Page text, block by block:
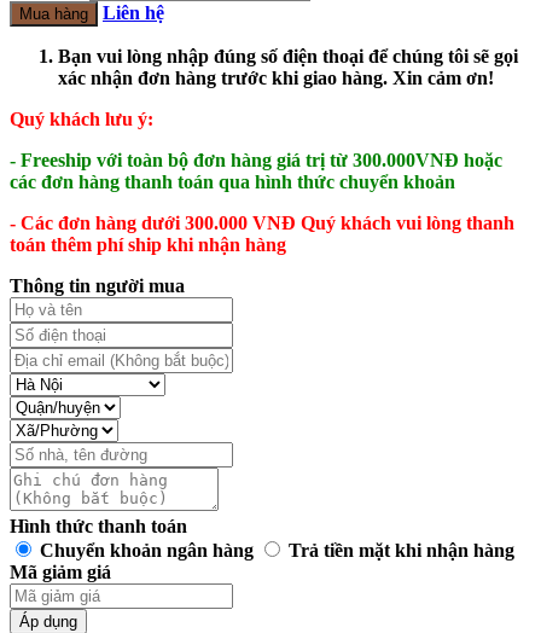
Mua hàng Liên hệ
Bạn vui lòng nhập đúng số điện thoại để chúng tôi sẽ gọi
xác nhận đơn hàng trước khi giao hàng. Xin cảm ơn!
Quý khách lưu ý:
- Freeship với toàn bộ đơn hàng giá trị từ 300.000VNĐ hoặc
các đơn hàng thanh toán qua hình thức chuyển khoản
- Các đơn hàng dưới 300.000 VNĐ Quý khách vui lòng thanh
toán thêm phí ship khi nhận hàng
Thông tin người mua
Hình thức thanh toán
Chuyển khoản ngân hàng
Trả tiền mặt khi nhận hàng
Mã giảm giá
Áp dụng